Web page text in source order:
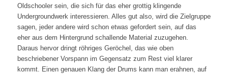
Oldschooler sein, die sich für das eher grottig klingende
Undergroundwerk interessieren. Alles gut also, wird die Zielgruppe
sagen, jeder andere wird schon etwas gefordert sein, auf das
eher aus dem Hintergrund schallende Material zuzugehen.
Daraus hervor dringt röhriges Geröchel, das wie oben
beschriebener Vorspann im Gegensatz zum Rest viel klarer
kommt. Einen genauen Klang der Drums kann man erahnen, auf